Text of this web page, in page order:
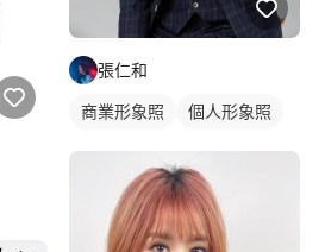
張仁和
商業形象照 個人形象照